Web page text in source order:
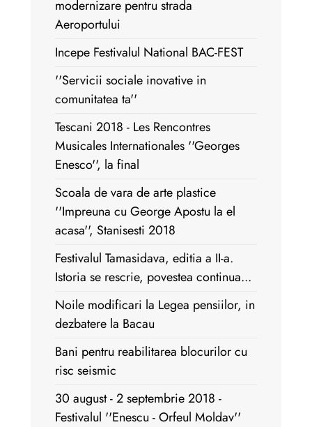
modernizare pentru strada
Aeroportului
Incepe Festivalul National BAC-FEST
''Servicii sociale inovative in
comunitatea ta''
Tescani 2018 - Les Rencontres
Musicales Internationales ''Georges
Enesco'', la final
Scoala de vara de arte plastice
''Impreuna cu George Apostu la el
acasa'', Stanisesti 2018
Festivalul Tamasidava, editia a II-a.
Istoria se rescrie, povestea continua...
Noile modificari la Legea pensiilor, in
dezbatere la Bacau
Bani pentru reabilitarea blocurilor cu
risc seismic
30 august - 2 septembrie 2018 -
Festivalul ''Enescu - Orfeul Moldav''